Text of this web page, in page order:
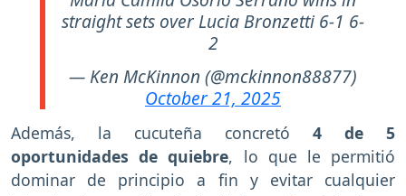
straight sets over Lucia Bronzetti 6-1 6-
2
— Ken McKinnon (@mckinnon88877)
October 21, 2025
Además, la cucuteña concretó 4 de 5
oportunidades de quiebre, lo que le permitió
dominar de principio a fin y evitar cualquier